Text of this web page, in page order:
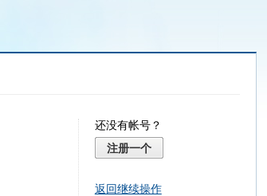
还没有帐号？
注册一个
返回继续操作